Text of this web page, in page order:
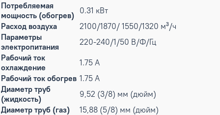
Потребляемая
мощность (обогрев) 0.31 кВт
Расход воздуха
2100/1870/ 1550/1320 м³/ч
Параметры
электропитания
220-240/1/50 В/Ф/Гц
Рабочий ток
охлаждение
1.75 А
Рабочий ток обогрев 1.75 А
Диаметр труб
(жидкость)
9,52 (3/8) мм (дюйм)
Диаметр труб (газ)
15,88 (5/8) мм (дюйм)